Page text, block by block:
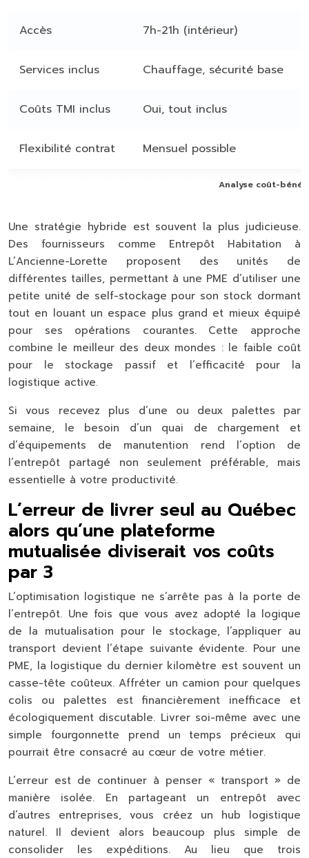
Analyse coût-
Accès 7h-21h (intérieur)
Services inclus Chauffage, sécurité base
Coûts TMI inclus Oui, tout inclus
Flexibilité contrat Mensuel possible
Une stratégie hybride est souvent la plus judicieuse.
Des fournisseurs comme Entrepôt Habitation à
L’Ancienne-Lorette proposent des unités de
différentes tailles, permettant à une PME d’utiliser une
petite unité de self-stockage pour son stock dormant
tout en louant un espace plus grand et mieux équipé
pour ses opérations courantes. Cette approche
combine le meilleur des deux mondes : le faible coût
pour le stockage passif et l’efficacité pour la
logistique active.
Si vous recevez plus d’une ou deux palettes par
semaine, le besoin d’un quai de chargement et
d’équipements de manutention rend l’option de
l’entrepôt partagé non seulement préférable, mais
essentielle à votre productivité.
L’erreur de livrer seul au Québec
alors qu’une plateforme
mutualisée diviserait vos coûts
par 3
L’optimisation logistique ne s’arrête pas à la porte de
l’entrepôt. Une fois que vous avez adopté la logique
de la mutualisation pour le stockage, l’appliquer au
transport devient l’étape suivante évidente. Pour une
PME, la logistique du dernier kilomètre est souvent un
casse-tête coûteux. Affréter un camion pour quelques
colis ou palettes est financièrement inefficace et
écologiquement discutable. Livrer soi-même avec une
simple fourgonnette prend un temps précieux qui
pourrait être consacré au cœur de votre métier.
L’erreur est de continuer à penser « transport » de
manière isolée. En partageant un entrepôt avec
d’autres entreprises, vous créez un hub logistique
naturel. Il devient alors beaucoup plus simple de
consolider les expéditions. Au lieu que trois